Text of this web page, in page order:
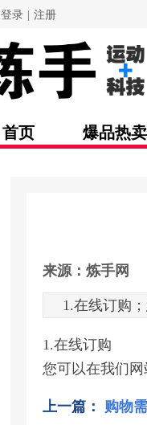
首页 爆品热卖
登录 | 注册
来源：炼手网
1.在线订购
1.在线订购
您可以在我们网
上一篇： 购物